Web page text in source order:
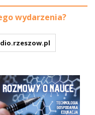
wydarzenia?